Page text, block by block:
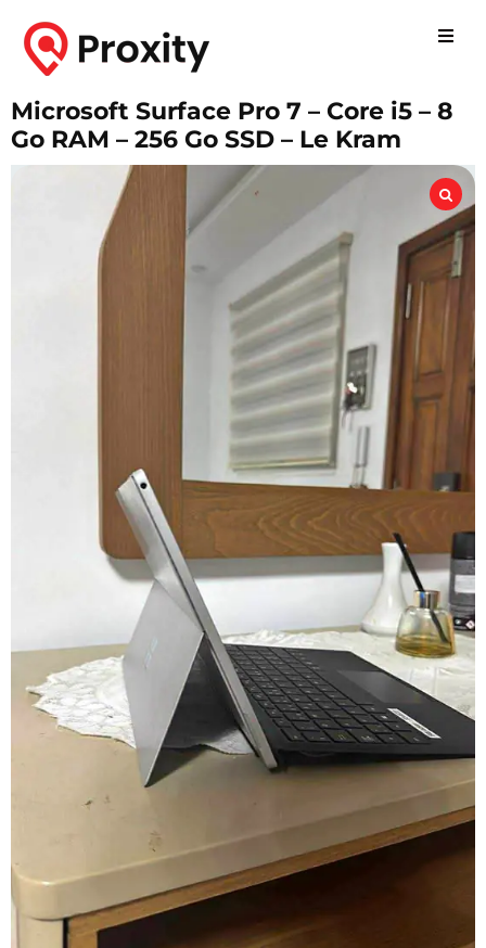
Microsoft Surface Pro 7 – Core i5 – 8
Go RAM – 256 Go SSD – Le Kram